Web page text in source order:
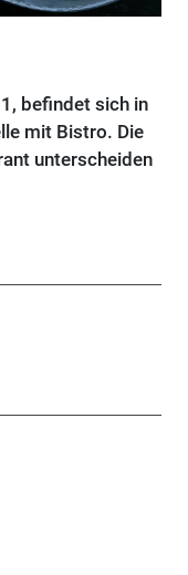
befindet sich in
mit Bistro. Die
unterscheiden